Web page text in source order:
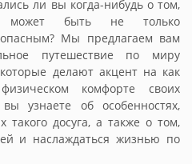
ли вы когда-нибудь о том,
может быть не только
Мы предлагаем вам
путешествие по миру
делают акцент на как
комфорте своих
узнаете об особенностях,
такого досуга, а также о том,
и наслаждаться жизнью по